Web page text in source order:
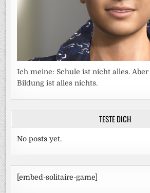
Ich meine: Schule ist nicht alles.
Bildung ist alles nichts.
TESTE DICH
No posts yet.
[embed-solitaire-game]